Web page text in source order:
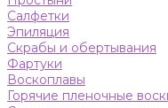
Салфетки
Эпиляция
Скрабы и обертывания
Фартуки
Воскоплавы
Горячие пленочные